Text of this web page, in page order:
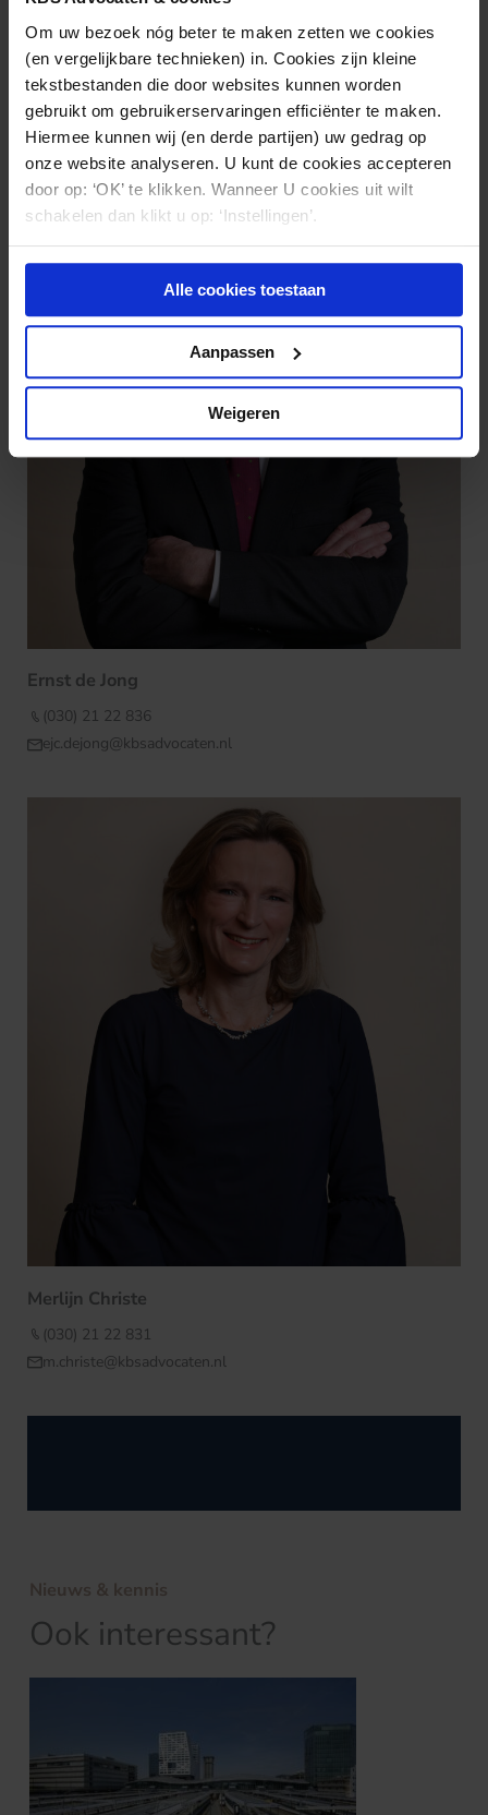
Om uw bezoek nóg beter te maken zetten we cookies
(en vergelijkbare technieken) in. Cookies zijn kleine
tekstbestanden die door websites kunnen worden
gebruikt om gebruikerservaringen efficiënter te maken.
Hiermee kunnen wij (en derde partijen) uw gedrag op
onze website analyseren. U kunt de cookies accepteren
door op: ‘OK’ te klikken. Wanneer U cookies uit wilt
schakelen dan klikt u op: ‘Instellingen’.
Alle cookies toestaan
Aanpassen
Weigeren
Maurice Mooibroek
mf.mooibroek@kbsadvocaten.nl
Ernst de Jong
(030) 21 22 836
ejc.dejong@kbsadvocaten.nl
Merlijn Christe
(030) 21 22 831
m.christe@kbsadvocaten.nl
Nieuws & kennis
Ook interessant?